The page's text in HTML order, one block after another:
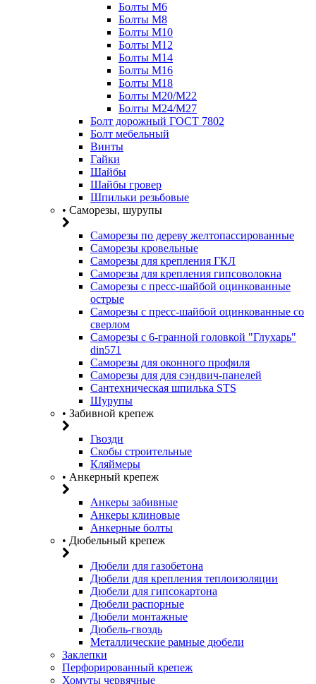
Болты М6
Болты М8
Болты М10
Болты М12
Болты М14
Болты М16
Болты М18
Болты М20/M22
Болты М24/М27
Болт дорожный ГОСТ 7802
Болт мебельный
Винты
Гайки
Шайбы
Шайбы гровер
Шпильки резьбовые
• Саморезы, шурупы
Саморезы по дереву желтопассированные
Саморезы кровельные
Саморезы для крепления ГКЛ
Саморезы для крепления гипсоволокна
Саморезы с пресс-шайбой оцинкованные
острые
Саморезы с пресс-шайбой оцинкованные со
сверлом
Саморезы с 6-гранной головкой "Глухарь"
din571
Саморезы для оконного профиля
Саморезы для для сэндвич-панелей
Сантехническая шпилька STS
Шурупы
• Забивной крепеж
Гвозди
Скобы строительные
Кляймеры
• Анкерный крепеж
Анкеры забивные
Анкеры клиновые
Анкерные болты
• Дюбельный крепеж
Дюбели для газобетона
Дюбели для крепления теплоизоляции
Дюбели для гипсокартона
Дюбели распорные
Дюбели монтажные
Дюбель-гвоздь
Металлические рамные дюбели
Заклепки
Перфорированный крепеж
Хомуты червячные